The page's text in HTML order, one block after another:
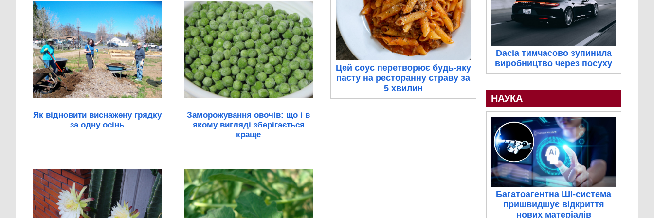
Як відновити виснажену грядку
за одну осінь
Заморожування овочів: що і в
якому вигляді зберігається
краще
Цей соус перетворює будь-яку
пасту на ресторанну страву за
5 хвилин
Dacia тимчасово зупинила
виробництво через посуху
НАУКА
Багатоагентна ШІ-система
пришвидшує відкриття
нових матеріалів